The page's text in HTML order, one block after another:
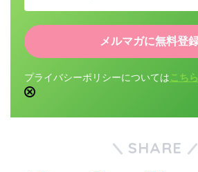
プライバシーポリシーについては こちら
SHARE